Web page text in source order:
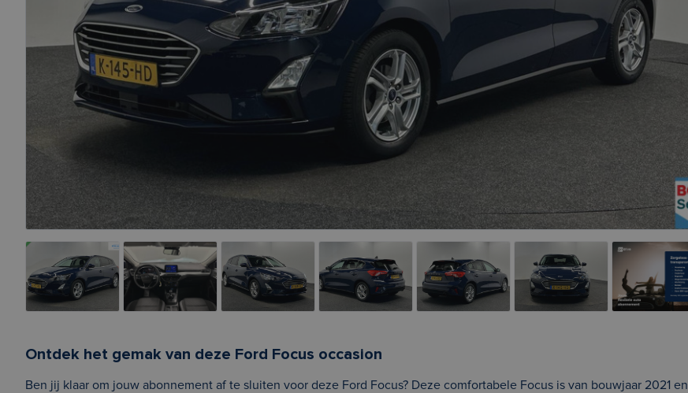
Ontdek het gemak van deze Ford Focus occasion
Ben jij klaar om jouw abonnement af te sluiten voor deze Ford Focus? Deze comfortabele Focus is van bouwjaar 2021 en